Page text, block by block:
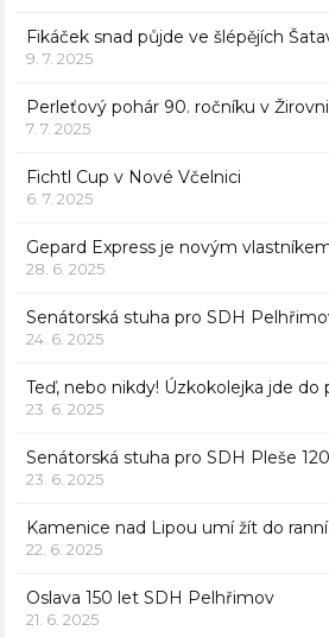
Fikáček snad půjde ve šlépějích
9. 7. 2025
Perleťový pohár 90. ročníku v
7. 7. 2025
Fichtl Cup v Nové Včelnici
6. 7. 2025
Gepard Express je novým
28. 6. 2025
Senátorská stuha pro SDH
24. 6. 2025
Teď, nebo nikdy! Úzkokolejka jde do
23. 6. 2025
Senátorská stuha pro SDH Pleše
23. 6. 2025
Kamenice nad Lipou umí žít do
22. 6. 2025
Oslava 150 let SDH Pelhřimov
21. 6. 2025